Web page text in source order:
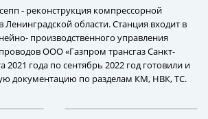
- реконструкция компрессорной
Ленинградской области. Станция входит в
производственного управления
ООО «Газпром трансгаз Санкт-
2021 года по сентябрь 2022 год готовили и
документацию по разделам КМ, НВК, ТС.